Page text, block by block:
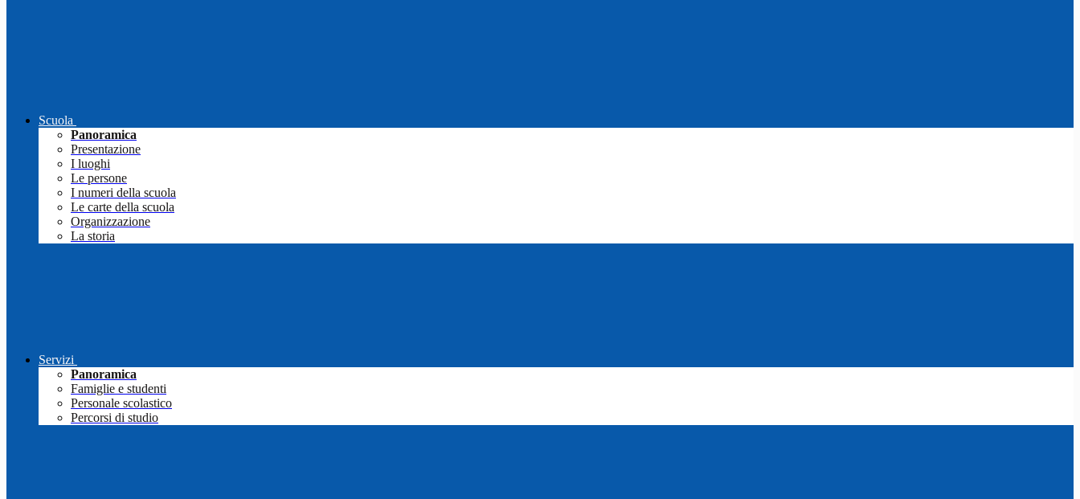
Scuola
Panoramica
Presentazione
I luoghi
Le persone
I numeri della scuola
Le carte della scuola
Organizzazione
La storia
Servizi
Panoramica
Famiglie e studenti
Personale scolastico
Percorsi di studio